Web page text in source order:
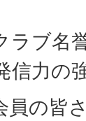
ラブ名
信力の
員の皆